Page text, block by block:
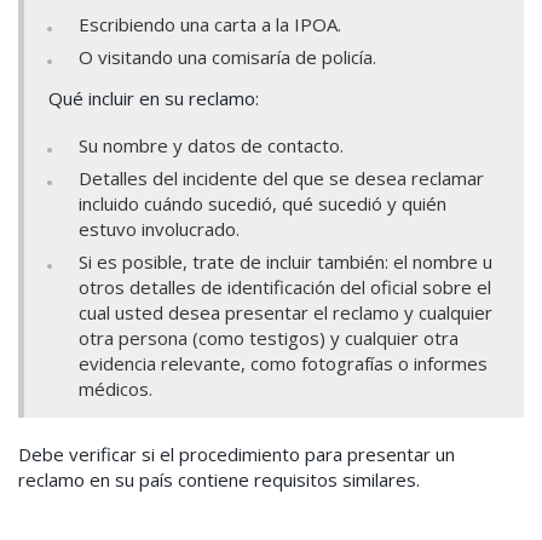
Escribiendo una carta a la IPOA.
O visitando una comisaría de policía.
Qué incluir en su reclamo:
Su nombre y datos de contacto.
Detalles del incidente del que se desea reclamar
incluido cuándo sucedió, qué sucedió y quién
estuvo involucrado.
Si es posible, trate de incluir también: el nombre u
otros detalles de identificación del oficial sobre el
cual usted desea presentar el reclamo y cualquier
otra persona (como testigos) y cualquier otra
evidencia relevante, como fotografías o informes
médicos.
Debe verificar si el procedimiento para presentar un
reclamo en su país contiene requisitos similares.